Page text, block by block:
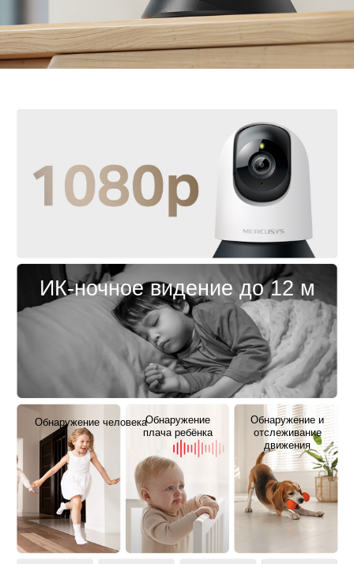
Настраиваемая зона блокировки- легко задайте
область приватности, чтобы исключить
нежелательные зоны из обзора.
пользователям управлять устройством без помощи
Обнаружение человекаОбнаружение
плача ребёнка
Обнаружение и
отслеживание
движения
ИК-ночное видение до 12 м